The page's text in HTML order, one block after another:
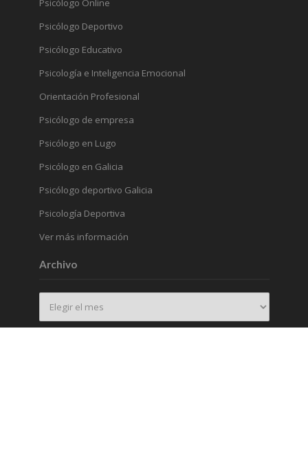
Psicólogo Online
Psicólogo Deportivo
Psicólogo Educativo
Psicología e Inteligencia Emocional
Orientación Profesional
Psicólogo de empresa
Psicólogo en Lugo
Psicólogo en Galicia
Psicólogo deportivo Galicia
Psicología Deportiva
Ver más información
Archivo
Archivo